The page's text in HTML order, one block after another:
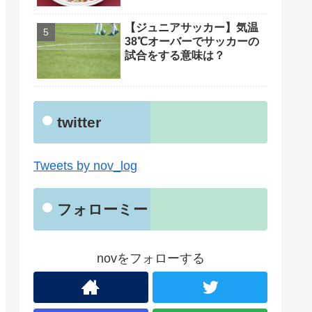
【ジュニアサッカー】気温
38℃オーバーでサッカーの
試合をする意味は？
twitter
Tweets by nov_log
フォローミー
novをフォローする